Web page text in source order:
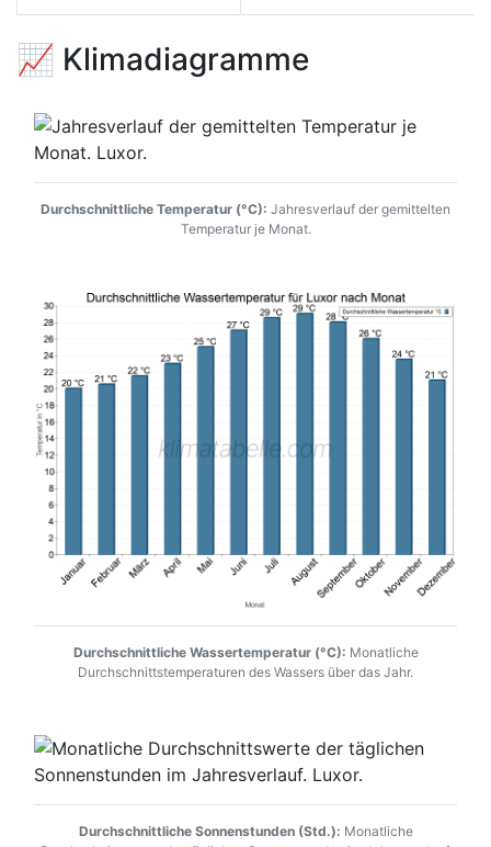
📈 Klimadiagramme
Durchschnittliche Temperatur (°C): Jahresverlauf der gemittelten
Temperatur je Monat.
Durchschnittliche Wassertemperatur (°C): Monatliche
Durchschnittstemperaturen des Wassers über das Jahr.
Durchschnittliche Sonnenstunden (Std.): Monatliche